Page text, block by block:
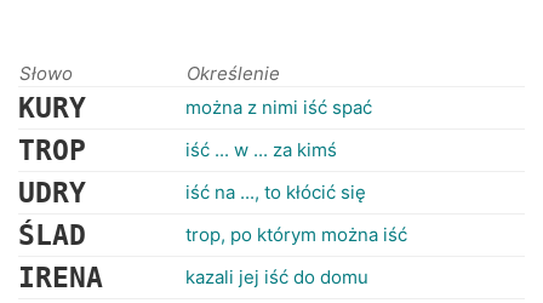
Słowo Określenie
KURY można z nimi iść spać
TROP iść ... w ... za kimś
UDRY iść na ..., to kłócić się
ŚLAD trop, po którym można iść
IRENA kazali jej iść do domu